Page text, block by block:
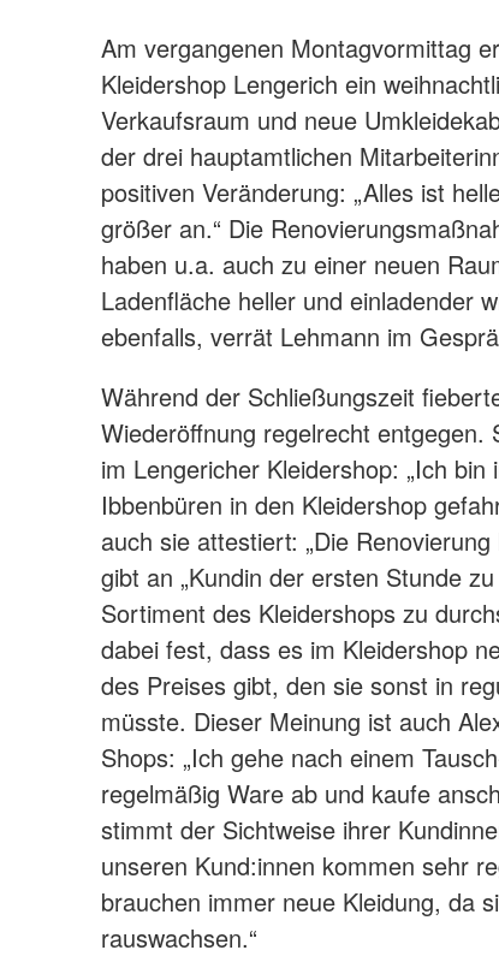
Am vergangenen Montagvormittag
Kleidershop Lengerich ein
Verkaufsraum und neue
der drei hauptamtlichen
positiven Veränderung: „Alles ist
größer an.“ Die
haben u.a. auch zu einer neuen
Ladenfläche heller und einladender
ebenfalls, verrät Lehmann im
Während der Schließungszeit
Wiederöffnung regelrecht
im Lengericher Kleidershop: „Ich
Ibbenbüren in den Kleidershop
auch sie attestiert: „Die
gibt an „Kundin der ersten Stunde
Sortiment des Kleidershops zu
dabei fest, dass es im Kleidershop
des Preises gibt, den sie sonst in
müsste. Dieser Meinung ist auch
Shops: „Ich gehe nach einem
regelmäßig Ware ab und kaufe
stimmt der Sichtweise ihrer
unseren Kund:innen kommen sehr
brauchen immer neue Kleidung, da
rauswachsen.“